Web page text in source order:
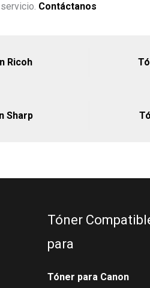
Contáctanos
Ricoh
Sharp
Tóner
para
Tóner para Canon